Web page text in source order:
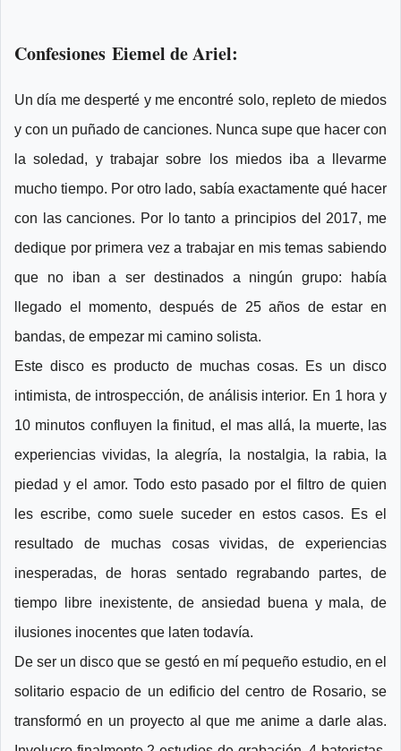
Confesiones Eiemel de Ariel:
Un día me desperté y me encontré solo, repleto de miedos
y con un puñado de canciones. Nunca supe que hacer con
la soledad, y trabajar sobre los miedos iba a llevarme
mucho tiempo. Por otro lado, sabía exactamente qué hacer
con las canciones. Por lo tanto a principios del 2017, me
dedique por primera vez a trabajar en mis temas sabiendo
que no iban a ser destinados a ningún grupo: había
llegado el momento, después de 25 años de estar en
bandas, de empezar mi camino solista.
Este disco es producto de muchas cosas. Es un disco
intimista, de introspección, de análisis interior. En 1 hora y
10 minutos confluyen la finitud, el mas allá, la muerte, las
experiencias vividas, la alegría, la nostalgia, la rabia, la
piedad y el amor. Todo esto pasado por el filtro de quien
les escribe, como suele suceder en estos casos. Es el
resultado de muchas cosas vividas, de experiencias
inesperadas, de horas sentado regrabando partes, de
tiempo libre inexistente, de ansiedad buena y mala, de
ilusiones inocentes que laten todavía.
De ser un disco que se gestó en mí pequeño estudio, en el
solitario espacio de un edificio del centro de Rosario, se
transformó en un proyecto al que me anime a darle alas.